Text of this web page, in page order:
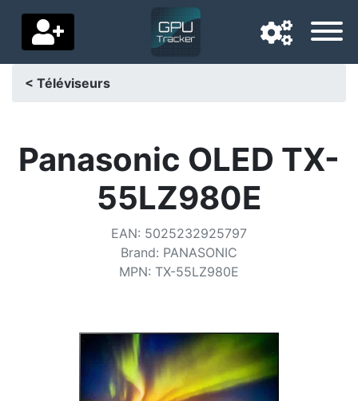
Pays de livraison
Conditions
Catégories
< Téléviseurs
Panasonic OLED TX-
55LZ980E
EAN: 5025232925797
Brand: PANASONIC
MPN: TX-55LZ980E